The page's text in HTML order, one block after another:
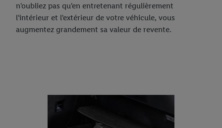
n'oubliez pas qu'en entretenant régulièrement
l'intérieur et l'extérieur de votre véhicule, vous
augmentez grandement sa valeur de revente.